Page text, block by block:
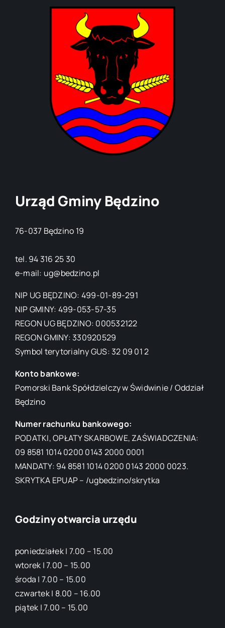
Urząd Gminy Będzino
76-037 Będzino 19
tel. 94 316 25 30
e-mail: ug@bedzino.pl
NIP UG BĘDZINO: 499-01-89-291
NIP GMINY: 499-053-57-35
REGON UG BĘDZINO: 000532122
REGON GMINY: 330920529
Symbol terytorialny GUS: 32 09 01 2
Konto bankowe:
Pomorski Bank Spółdzielczy w Świdwinie / Oddział
Będzino
Numer rachunku bankowego:
PODATKI, OPŁATY SKARBOWE, ZAŚWIADCZENIA:
09 8581 1014 0200 0143 2000 0001
MANDATY: 94 8581 1014 0200 0143 2000 0023.
SKRYTKA EPUAP – /ugbedzino/skrytka
Godziny otwarcia urzędu
poniedziałek | 7.00 – 15.00
wtorek | 7.00 – 15.00
środa | 7.00 – 15.00
czwartek | 8.00 – 16.00
piątek | 7.00 – 15.00